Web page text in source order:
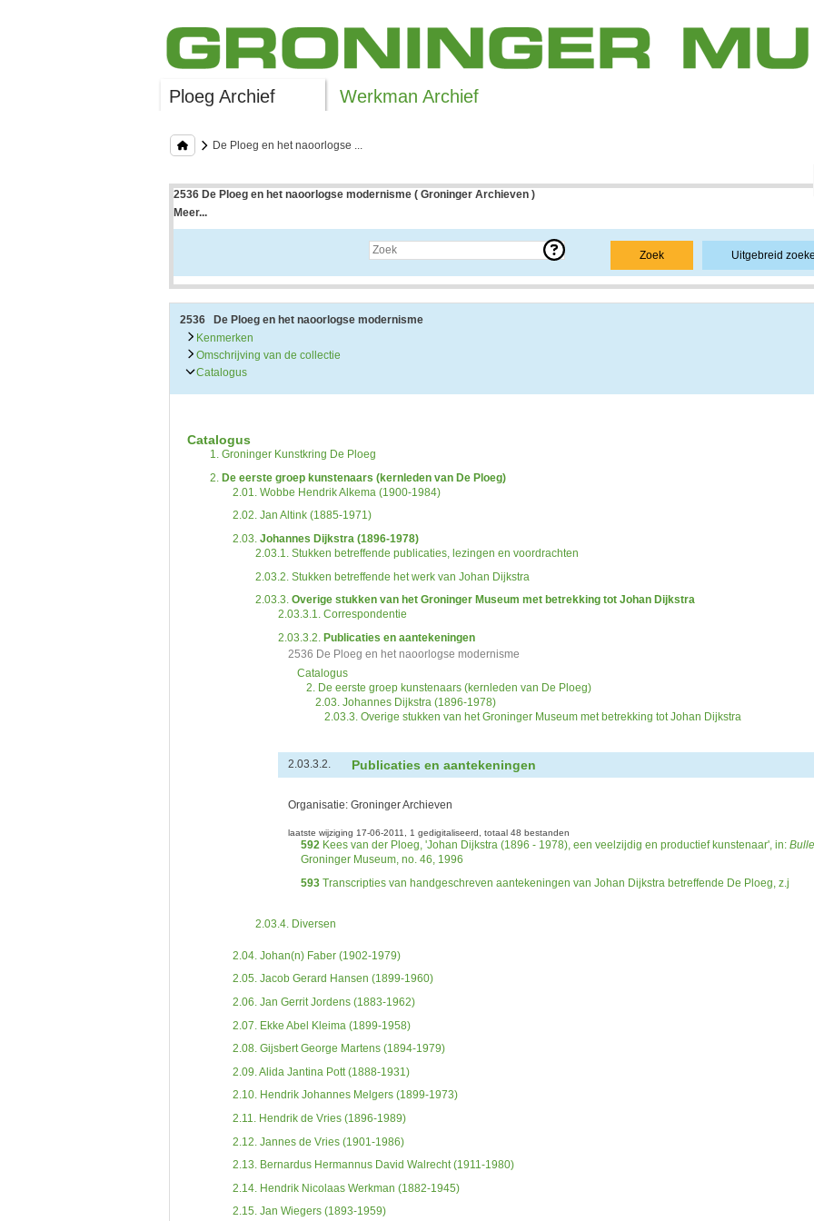
Ploeg Archief Werkman Archief
De Ploeg en het naoorlogse ...
2536 De Ploeg en het naoorlogse modernisme ( Groninger Archieven )
Meer...
Uitleg bij archieftoegang
Een archieftoegang geeft uitgebreide informatie over een bepaald archief.
• Kenmerken van het archief
• Inleiding op het archief
• Inventaris of plaatsingslijst
• Eventueel bijlagen
De kenmerken van het archief zijn o.m. de omvang, vindplaats, beschikbaarheid, openbaarheid en andere.
De inleiding op het archief bevat interessante informatie over de geschiedenis van het archief, achtergronden van de
bevatten.
Bij het zoeken in de inventaris wordt de hiërarchie gevolgd. De rubrieken in de inventaris maken deel uit van de beschrijving op
Zoek Uitgebreid
2536 De Ploeg en het naoorlogse modernisme
Kenmerken
Omschrijving van de collectie
Catalogus
Catalogus
1.Groninger Kunstkring De Ploeg
2. De eerste groep kunstenaars (kernleden van De Ploeg)
2.01.Wobbe Hendrik Alkema (1900-1984)
2.02.Jan Altink (1885-1971)
2.03. Johannes Dijkstra (1896-1978)
2.03.1.Stukken betreffende publicaties, lezingen en voordrachten
2.03.2. Stukken betreffende het werk van Johan Dijkstra
2.03.3. Overige stukken van het Groninger Museum met betrekking tot Johan Dijkstra
2.03.3.1.Correspondentie
2.03.3.2. Publicaties en aantekeningen
2536 De Ploeg en het naoorlogse modernisme
Catalogus
2. De eerste groep kunstenaars (kernleden van De Ploeg)
2.03. Johannes Dijkstra (1896-1978)
2.03.3. Overige stukken van het Groninger Museum met betrekking tot Johan Dijkstra
2.03.3.2. Publicaties en aantekeningen
Organisatie: Groninger Archieven
laatste wijziging 17-06-2011 1 gedigitaliseerd totaal 48 bestanden
592Kees van der Ploeg, 'Johan Dijkstra (1896 - 1978), een veelzijdig en productief kunstenaar', in:
Groninger Museum, no. 46, 1996
593Transcripties van handgeschreven aantekeningen van Johan Dijkstra betreffende De Ploeg, z.j
2.03.4. Diversen
2.04.Johan(n) Faber (1902-1979)
2.05.Jacob Gerard Hansen (1899-1960)
2.06.Jan Gerrit Jordens (1883-1962)
2.07. Ekke Abel Kleima (1899-1958)
2.08.Gijsbert George Martens (1894-1979)
2.09.Alida Jantina Pott (1888-1931)
2.10.Hendrik Johannes Melgers (1899-1973)
2.11.Hendrik de Vries (1896-1989)
2.12. Jannes de Vries (1901-1986)
2.13.Bernardus Hermannus David Walrecht (1911-1980)
2.14. Hendrik Nicolaas Werkman (1882-1945)
2.15.Jan Wiegers (1893-1959)